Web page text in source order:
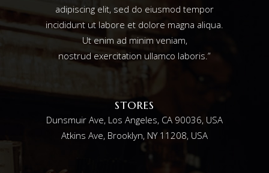
adipiscing elit, sed do eiusmod tempor
incididunt ut labore et dolore magna aliqua.
Ut enim ad minim veniam,
nostrud exercitation ullamco laboris.”
STORES
Dunsmuir Ave, Los Angeles, CA 90036, USA
Atkins Ave, Brooklyn, NY 11208, USA